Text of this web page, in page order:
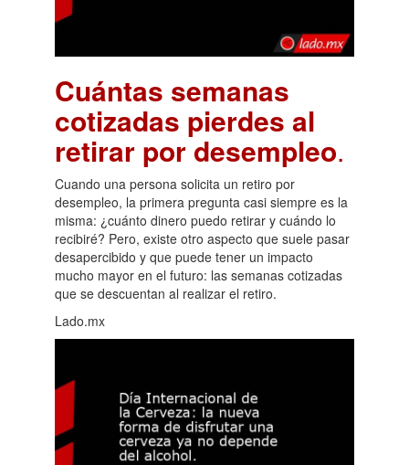
Cuántas semanas
cotizadas pierdes al
retirar por desempleo.
Cuando una persona solicita un retiro por
desempleo, la primera pregunta casi siempre es la
misma: ¿cuánto dinero puedo retirar y cuándo lo
recibiré? Pero, existe otro aspecto que suele pasar
desapercibido y que puede tener un impacto
mucho mayor en el futuro: las semanas cotizadas
que se descuentan al realizar el retiro.
Lado.mx